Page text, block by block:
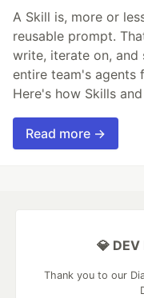
A Skill is, more or
reusable prompt.
write, iterate on, and
entire team's agents
Here's how Skills
Read more →
💎
Thank you to our